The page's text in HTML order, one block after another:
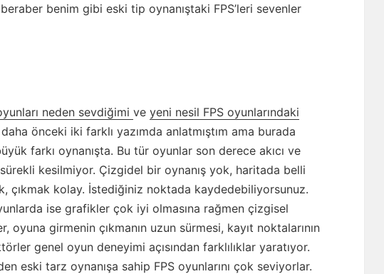
benim gibi eski tip oynanıştaki FPS’leri sevenler
neden sevdiğimi ve yeni nesil FPS oyunlarındaki
daha önceki iki farklı yazımda anlatmıştım ama burada
farkı oynanışta. Bu tür oyunlar son derece akıcı ve
kesilmiyor. Çizgidel bir oynanış yok, haritada belli
çıkmak kolay. İstediğiniz noktada kaydedebiliyorsunuz.
ise grafikler çok iyi olmasına rağmen çizgisel
girmenin çıkmanın uzun sürmesi, kayıt noktalarının
genel oyun deneyimi açısından farklılıklar yaratıyor.
eski tarz oynanışa sahip FPS oyunlarını çok seviyorlar.